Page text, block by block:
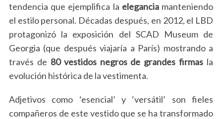
tendencia que ejemplifica la eleganciamanteniendo
el estilo personal. Décadas después, en 2012, el LBD
protagonizó la exposición del SCAD Museum de
Georgia (que después viajaría a París) mostrando a
través de 80 vestidos negros de grandes firmas la
evolución histórica de la vestimenta.
Adjetivos como ‘esencial’ y ‘versátil’ son fieles
compañeros de este vestido que se ha transformado